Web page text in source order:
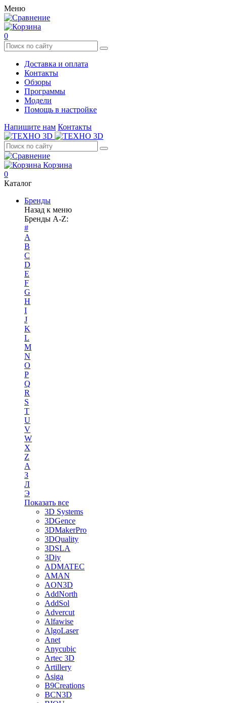
Меню
0
Доставка и оплата
Контакты
Обзоры
Программы
Модели
Помощь в настройке
Напишите нам Контакты
Корзина
0
Каталог
Бренды
Назад к меню
Бренды A-Z:
#
A
B
C
D
E
F
G
H
I
J
K
L
M
N
O
P
Q
R
S
T
U
V
W
X
Z
А
З
Л
Э
Показать все
3D Systems
3DGence
3DMakerPro
3DQuality
3DSLA
3Diy
ADMATEC
AMAN
AON3D
AddNorth
AddSol
Advercut
Alfawise
AlgoLaser
Anet
Anycubic
Artec 3D
Artillery
Asiga
B9Creations
BCN3D